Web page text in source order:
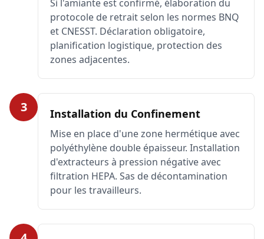
Si l'amiante est confirmé, élaboration du
protocole de retrait selon les normes BNQ
et CNESST. Déclaration obligatoire,
planification logistique, protection des
zones adjacentes.
3 Installation du Confinement
Mise en place d'une zone hermétique avec
polyéthylène double épaisseur. Installation
d'extracteurs à pression négative avec
filtration HEPA. Sas de décontamination
pour les travailleurs.